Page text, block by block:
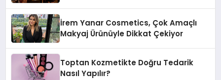
İrem Yanar Cosmetics, Çok Amaçlı
Makyaj Ürünüyle Dikkat Çekiyor
Toptan Kozmetikte Doğru Tedarik
Nasıl Yapılır?